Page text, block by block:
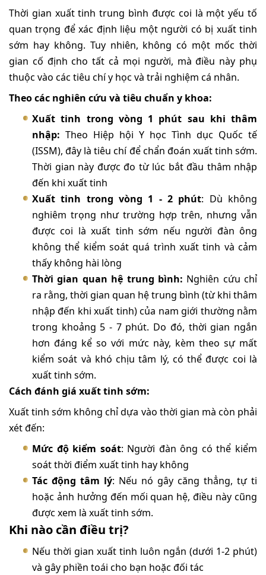
Thời gian xuất tinh trung bình được coi là một yếu tố
quan trọng để xác định liệu một người có bị xuất tinh
sớm hay không. Tuy nhiên, không có một mốc thời
gian cố định cho tất cả mọi người, mà điều này phụ
thuộc vào các tiêu chí y học và trải nghiệm cá nhân.
Theo các nghiên cứu và tiêu chuẩn y khoa:
Xuất tinh trong vòng 1 phút sau khi thâm
nhập: Theo Hiệp hội Y học Tình dục Quốc tế
(ISSM), đây là tiêu chí để chẩn đoán xuất tinh sớm.
Thời gian này được đo từ lúc bắt đầu thâm nhập
đến khi xuất tinh
Xuất tinh trong vòng 1 - 2 phút: Dù không
nghiêm trọng như trường hợp trên, nhưng vẫn
được coi là xuất tinh sớm nếu người đàn ông
không thể kiểm soát quá trình xuất tinh và cảm
thấy không hài lòng
Thời gian quan hệ trung bình: Nghiên cứu chỉ
ra rằng, thời gian quan hệ trung bình (từ khi thâm
nhập đến khi xuất tinh) của nam giới thường nằm
trong khoảng 5 - 7 phút. Do đó, thời gian ngắn
hơn đáng kể so với mức này, kèm theo sự mất
kiểm soát và khó chịu tâm lý, có thể được coi là
xuất tinh sớm.
Cách đánh giá xuất tinh sớm:
Xuất tinh sớm không chỉ dựa vào thời gian mà còn phải
xét đến:
Mức độ kiểm soát: Người đàn ông có thể kiểm
soát thời điểm xuất tinh hay không
Tác động tâm lý: Nếu nó gây căng thẳng, tự ti
hoặc ảnh hưởng đến mối quan hệ, điều này cũng
được xem là xuất tinh sớm.
Khi nào cần điều trị?
Nếu thời gian xuất tinh luôn ngắn (dưới 1-2 phút)
và gây phiền toái cho bạn hoặc đối tác